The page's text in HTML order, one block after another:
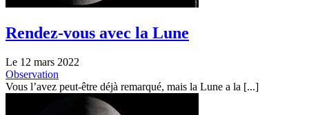
Rendez-vous avec la Lune
Le 12 mars 2022
Observation
Vous l’avez peut-être déjà remarqué, mais la Lune a la [...]